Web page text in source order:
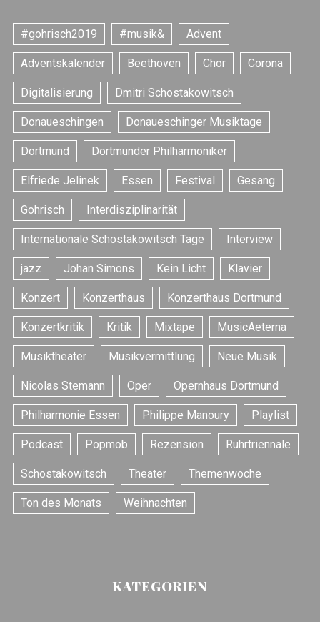
u
m
m
r
r
u
g
d
r
B
i
t
ä
g
#gohrisch2019 #musik& Advent
Adventskalender Beethoven Chor Corona
Digitalisierung Dmitri Schostakowitsch
Donaueschingen Donaueschinger Musiktage
Dortmund Dortmunder Philharmoniker
Elfriede Jelinek Essen Festival Gesang
Gohrisch Interdisziplinarität
Internationale Schostakowitsch Tage Interview
jazz Johan Simons Kein Licht Klavier
Konzert Konzerthaus Konzerthaus Dortmund
Konzertkritik Kritik Mixtape MusicAeterna
Musiktheater Musikvermittlung Neue Musik
Nicolas Stemann Oper Opernhaus Dortmund
Philharmonie Essen Philippe Manoury Playlist
Podcast Popmob Rezension Ruhrtriennale
Schostakowitsch Theater Themenwoche
Ton des Monats Weihnachten
KATEGORIEN